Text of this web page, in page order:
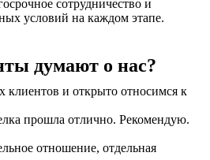
сотрудничество и
условий на каждом этапе.
думают о нас?
и открыто относимся к
прошла отлично. Рекомендую.
отношение, отдельная